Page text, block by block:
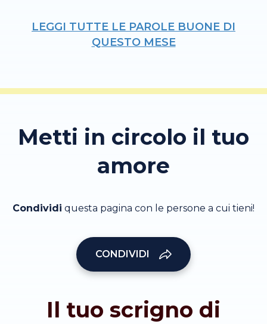
LEGGI TUTTE LE PAROLE BUONE DI
QUESTO MESE
Metti in circolo il tuo
amore
Condividi questa pagina con le persone a cui tieni!
CONDIVIDI
Il tuo scrigno di